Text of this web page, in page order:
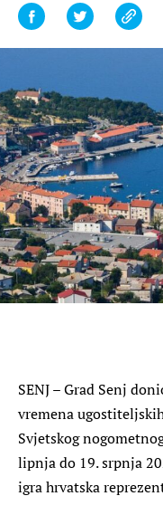
SENJ – Grad Senj
vremena
Svjetskog
lipnja do 19. srpnja
igra hrvatska